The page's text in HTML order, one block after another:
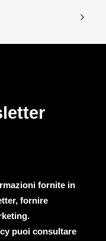
fornite in
fornire
puoi consultare